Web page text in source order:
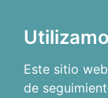
Este sitio
de